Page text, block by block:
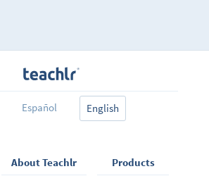
dependiendo de las formas en que queramos
formularlas, ya sean afirmativas, negativas o
interrogativas (preguntas) y también de los tiempos
Español English
About Teachlr Products